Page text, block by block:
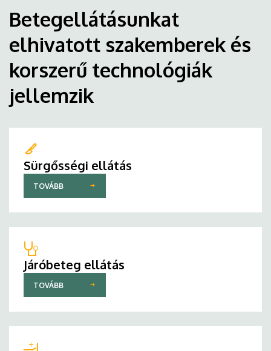
Betegellátásunkat
elhivatott szakemberek és
korszerű technológiák
jellemzik
Sürgősségi ellátás
TOVÁBB
Járóbeteg ellátás
TOVÁBB